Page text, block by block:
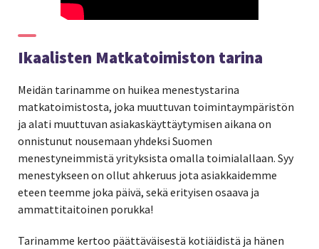
Ikaalisten Matkatoimiston tarina
Meidän tarinamme on huikea menestystarina
matkatoimistosta, joka muuttuvan toimintaympäristön
ja alati muuttuvan asiakaskäyttäytymisen aikana on
onnistunut nousemaan yhdeksi Suomen
menestyneimmistä yrityksista omalla toimialallaan. Syy
menestykseen on ollut ahkeruus jota asiakkaidemme
eteen teemme joka päivä, sekä erityisen osaava ja
ammattitaitoinen porukka!
Tarinamme kertoo päättäväisestä kotiäidistä ja hänen